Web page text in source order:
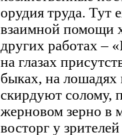
орудия труда. Тут
взаимной помощи
других работах –
на глазах
быках, на лошадях
скирдуют солому,
жерновом зерно в
восторг у